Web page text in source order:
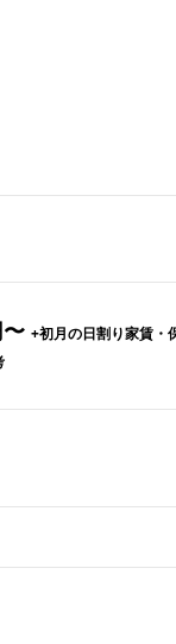
〜 +初月の日割り家賃・